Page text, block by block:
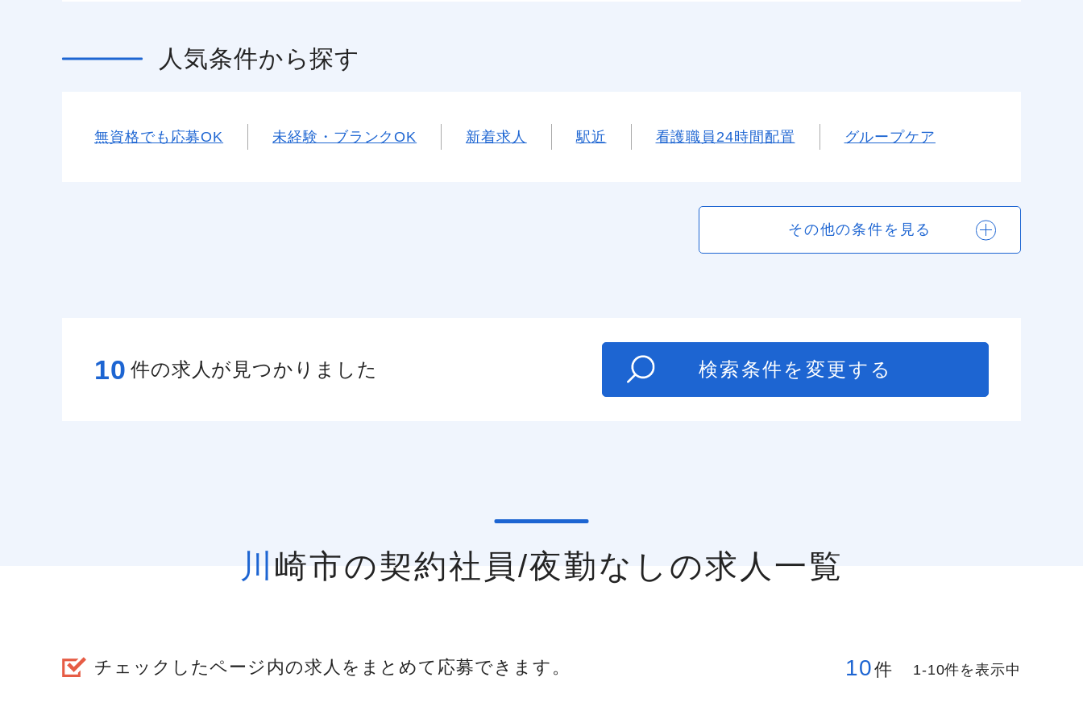
人気条件から探す
無資格でも応募OK 未経験・ブランクOK 新着求人 駅近 看護職員24時間配置 グループケア
その他の条件を見る
10 件の求人が見つかりました 検索条件を変更する
川崎市の契約社員/夜勤なしの求人一覧
チェックしたページ内の求人をまとめて応募できます。 10件 1-10件を表示中